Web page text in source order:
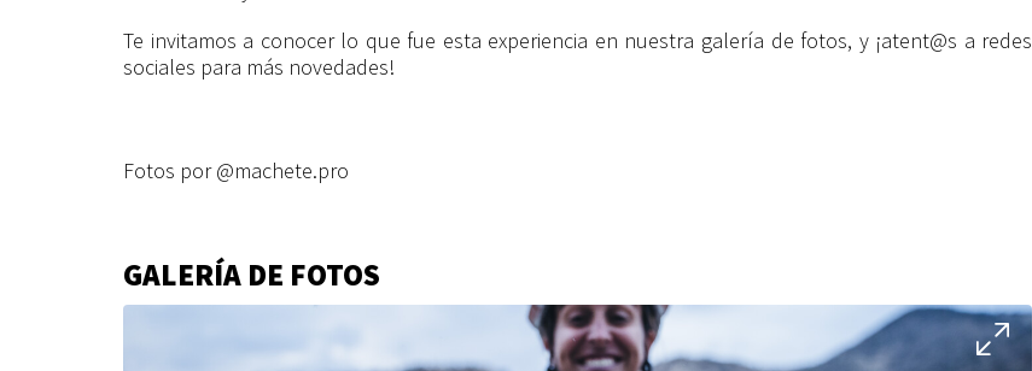
Parque
Outlife
Chamisero
Te invitamos a conocer lo que fue esta experiencia en nuestra galería de fotos, y ¡atent@s a redes
sociales para más novedades!
Fotos por @machete.pro
GALERÍA DE FOTOS